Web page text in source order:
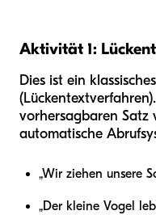
Aktivität 1:
Dies ist ein
vorhersagbaren Satz
automatische
„Wir ziehen unsere
„Der kleine Vogel